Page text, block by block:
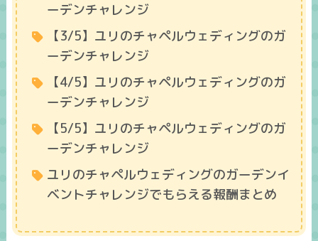
ーデンチャレンジ
【3/5】ユリのチャペルウェディングのガ
ーデンチャレンジ
【4/5】ユリのチャペルウェディングのガ
ーデンチャレンジ
【5/5】ユリのチャペルウェディングのガ
ーデンチャレンジ
ユリのチャペルウェディングのガーデンイ
ベントチャレンジでもらえる報酬まとめ